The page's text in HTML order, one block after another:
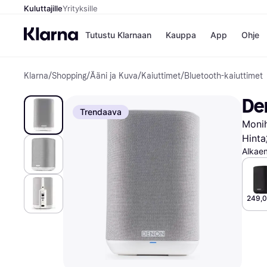
KuluttajilleYrityksille
Tutustu Klarnaan Kauppa
Kaupat
Gigantti
H&M
Peten
Wolt
App Ohje
Klarna/Shopping/Ääni ja Kuva/Kaiuttimet/Bluetooth-kaiuttimet
Trendaava
Hinta